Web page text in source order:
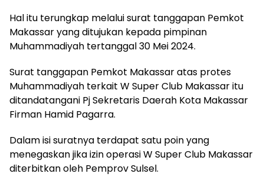
Hal itu terungkap melalui surat tanggapan Pemkot
Makassar yang ditujukan kepada pimpinan
Muhammadiyah tertanggal 30 Mei 2024.
Surat tanggapan Pemkot Makassar atas protes
Muhammadiyah terkait W Super Club Makassar itu
ditandatangani Pj Sekretaris Daerah Kota Makassar
Firman Hamid Pagarra.
Dalam isi suratnya terdapat satu poin yang
menegaskan jika izin operasi W Super Club Makassar
diterbitkan oleh Pemprov Sulsel.